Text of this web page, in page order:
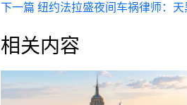
下一篇 纽约法拉盛夜间车祸律师：天
相关内容